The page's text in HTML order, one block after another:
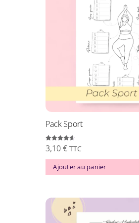
Pack Sport
Note
4.51
3,10€ TTC
Ajouter au panier